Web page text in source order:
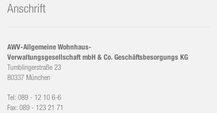
Anschrift
AWV-Allgemeine Wohnhaus-
Verwaltungsgesellschaft mbH & Co. Geschäftsbesorgungs KG
Tumblingerstraße 23
80337 München
Tel: 089 - 12 10 6-6
Fax: 089 - 123 21 71